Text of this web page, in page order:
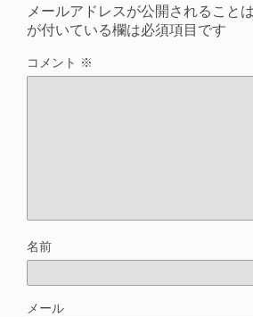
メールアドレスが公開されること
が付いている欄は必須項目です
コメント ※
名前
メール